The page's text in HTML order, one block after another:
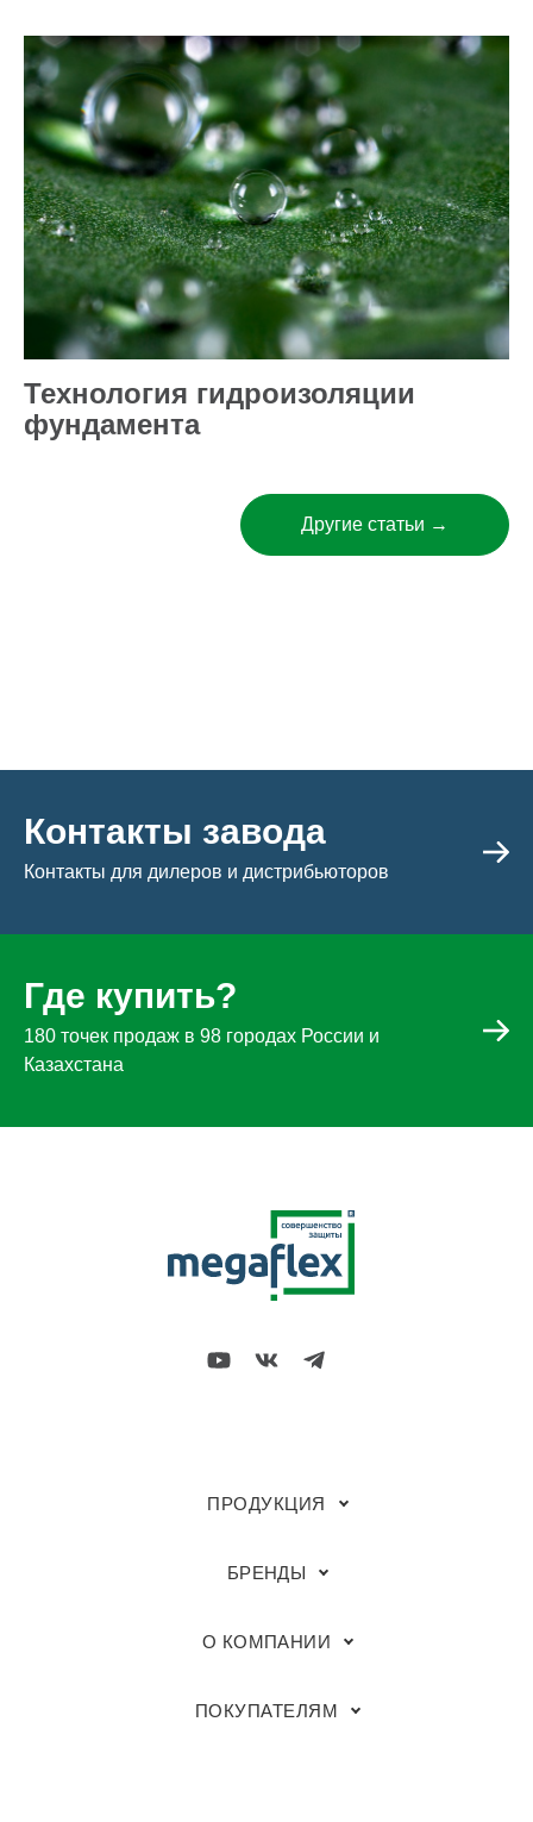
Технология гидроизоляции
фундамента
Другие статьи →
Контакты завода
Контакты для дилеров и дистрибьюторов
Где купить?
180 точек продаж в 98 городах России и
Казахстана
ПРОДУКЦИЯ
БРЕНДЫ
О КОМПАНИИ
ПОКУПАТЕЛЯМ